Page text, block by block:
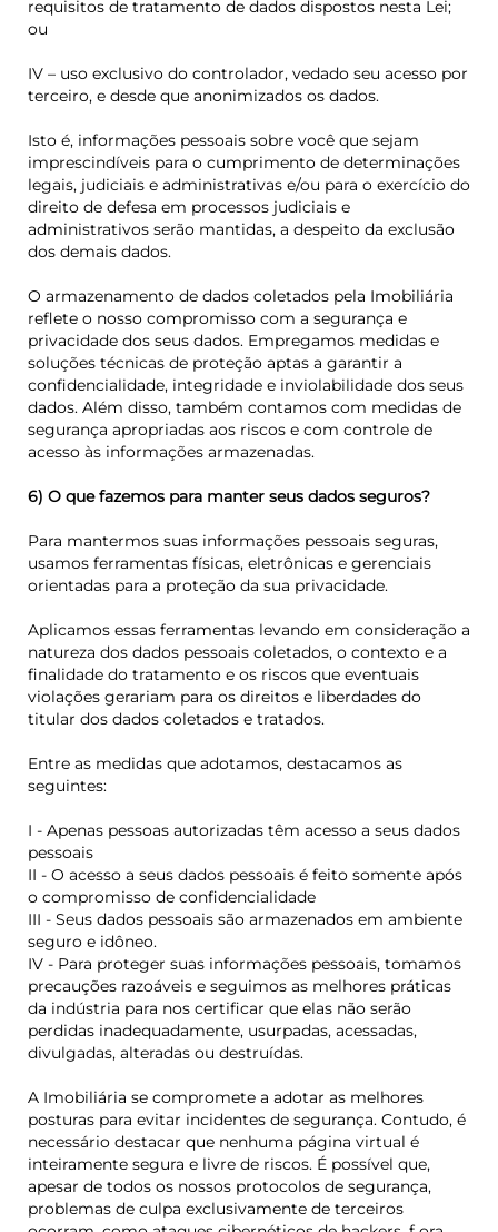
requisitos de tratamento de dados dispostos nesta Lei;
ou
IV – uso exclusivo do controlador, vedado seu acesso por
terceiro, e desde que anonimizados os dados.
Isto é, informações pessoais sobre você que sejam
imprescindíveis para o cumprimento de determinações
legais, judiciais e administrativas e/ou para o exercício do
direito de defesa em processos judiciais e
administrativos serão mantidas, a despeito da exclusão
dos demais dados.
O armazenamento de dados coletados pela Imobiliária
reflete o nosso compromisso com a segurança e
privacidade dos seus dados. Empregamos medidas e
soluções técnicas de proteção aptas a garantir a
confidencialidade, integridade e inviolabilidade dos seus
dados. Além disso, também contamos com medidas de
segurança apropriadas aos riscos e com controle de
acesso às informações armazenadas.
6) O que fazemos para manter seus dados seguros?
Para mantermos suas informações pessoais seguras,
usamos ferramentas físicas, eletrônicas e gerenciais
orientadas para a proteção da sua privacidade.
Aplicamos essas ferramentas levando em consideração a
natureza dos dados pessoais coletados, o contexto e a
finalidade do tratamento e os riscos que eventuais
violações gerariam para os direitos e liberdades do
titular dos dados coletados e tratados.
Entre as medidas que adotamos, destacamos as
seguintes:
I - Apenas pessoas autorizadas têm acesso a seus dados
pessoais
II - O acesso a seus dados pessoais é feito somente após
o compromisso de confidencialidade
III - Seus dados pessoais são armazenados em ambiente
seguro e idôneo.
IV - Para proteger suas informações pessoais, tomamos
precauções razoáveis e seguimos as melhores práticas
da indústria para nos certificar que elas não serão
perdidas inadequadamente, usurpadas, acessadas,
divulgadas, alteradas ou destruídas.
A Imobiliária se compromete a adotar as melhores
posturas para evitar incidentes de segurança. Contudo, é
necessário destacar que nenhuma página virtual é
inteiramente segura e livre de riscos. É possível que,
apesar de todos os nossos protocolos de segurança,
problemas de culpa exclusivamente de terceiros